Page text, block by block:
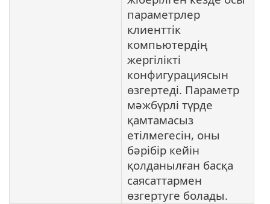
параметрлер
клиенттік
компьютердің
жергілікті
конфигурациясын
өзгертеді. Параметр
мәжбүрлі түрде
қамтамасыз
етілмегесін, оны
бәрібір кейін
қолданылған басқа
саясаттармен
өзгертуге болады.